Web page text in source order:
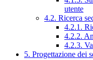
utente
4.2. Ricerca
4.2.1.
4.2.2.
4.2.3.
5. Progettazione dei